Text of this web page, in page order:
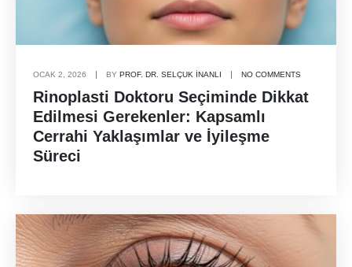
OCAK 2, 2026 BY PROF. DR. SELÇUK İNANLI NO COMMENTS
Rinoplasti Doktoru Seçiminde Dikkat
Edilmesi Gerekenler: Kapsamlı
Cerrahi Yaklaşımlar ve İyileşme
Süreci